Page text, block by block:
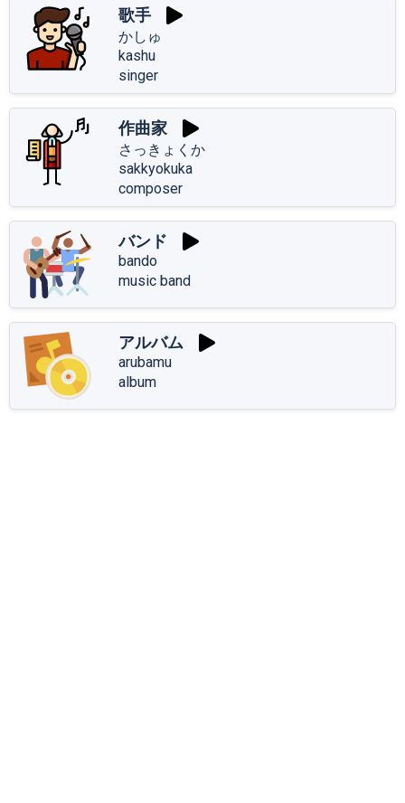
歌手
かしゅ
kashu
singer
作曲家
さっきょくか
sakkyokuka
composer
バンド
bando
music band
アルバム
arubamu
album